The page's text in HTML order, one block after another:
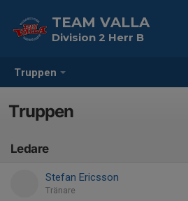
Truppen
TEAM VALLA
Division 2 Herr B
Truppen
Ledare
Stefan Ericsson
Tränare